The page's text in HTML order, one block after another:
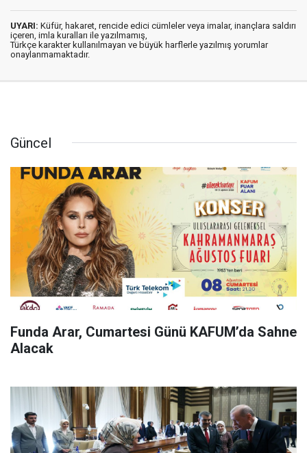
UYARI: Küfür, hakaret, rencide edici cümleler veya imalar, inançlara saldırı
içeren, imla kuralları ile yazılmamış,
Türkçe karakter kullanılmayan ve büyük harflerle yazılmış yorumlar
onaylanmamaktadır.
Güncel
Funda Arar, Cumartesi Günü KAFUM’da Sahne
Alacak